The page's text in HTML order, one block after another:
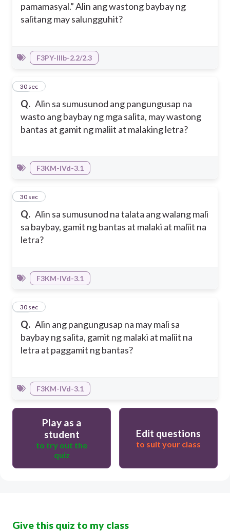
pamamasyal.” Alin ang wastong baybay ng
salitang may salungguhit?
F3PY-IIIb-2.2/2.3
Q. Alin sa sumusunod ang pangungusap na
wasto ang baybay ng mga salita, may wastong
bantas at gamit ng maliit at malaking letra?
38
30 sec
F3KM-IVd-3.1
Q. Alin sa sumusunod na talata ang walang mali
sa baybay, gamit ng bantas at malaki at maliit na
letra?
39
30 sec
F3KM-IVd-3.1
Q. Alin ang pangungusap na may mali sa
baybay ng salita, gamit ng malaki at maliit na
letra at paggamit ng bantas?
40
30 sec
F3KM-IVd-3.1
Play as a
student
to try out the
quiz
Edit questions
to suit your class
Give this quiz to my class